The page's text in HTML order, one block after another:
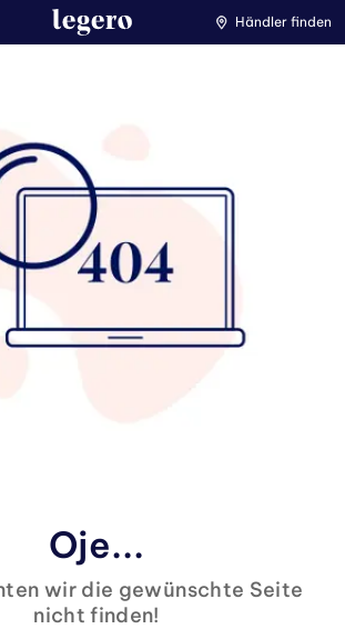
Händler finden
Oje...
wir die gewünschte Seite
nicht finden!